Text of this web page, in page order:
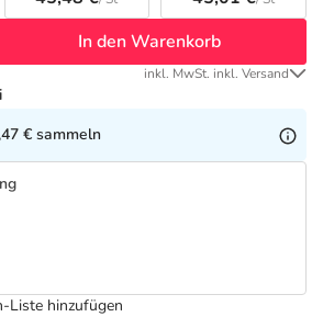
In den Warenkorb
inkl. MwSt. inkl. Versand
€ sammeln
Liste hinzufügen